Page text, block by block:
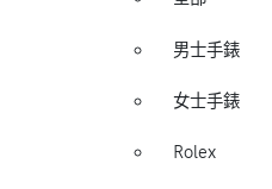
男士手錶
女士手錶
Rolex